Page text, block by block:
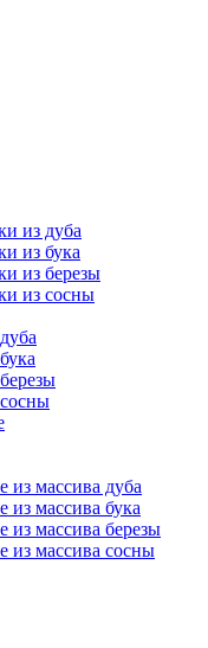
из дуба
из бука
из березы
из сосны
массива дуба
массива бука
массива березы
из массива сосны